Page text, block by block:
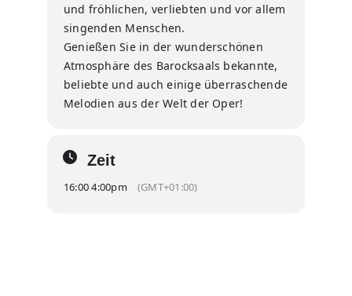
und fröhlichen, verliebten und vor allem
singenden Menschen.
Genießen Sie in der wunderschönen
Atmosphäre des Barocksaals bekannte,
beliebte und auch einige überraschende
Melodien aus der Welt der Oper!
Zeit
16:00 4:00pm (GMT+01:00)